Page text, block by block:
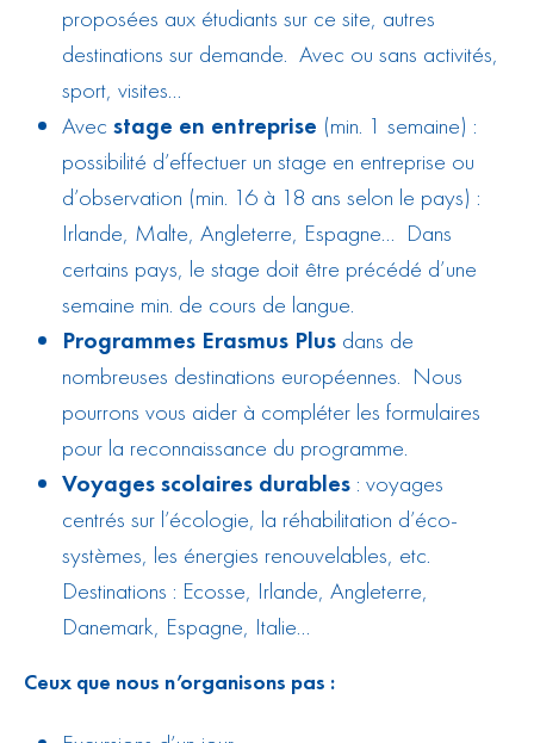
proposées aux étudiants sur ce site, autres
destinations sur demande. Avec ou sans activités,
sport, visites…
Avec stage en entreprise (min. 1 semaine) :
possibilité d’effectuer un stage en entreprise ou
d’observation (min. 16 à 18 ans selon le pays) :
Irlande, Malte, Angleterre, Espagne… Dans
certains pays, le stage doit être précédé d’une
semaine min. de cours de langue.
Programmes Erasmus Plus dans de
nombreuses destinations européennes. Nous
pourrons vous aider à compléter les formulaires
pour la reconnaissance du programme.
Voyages scolaires durables : voyages
centrés sur l’écologie, la réhabilitation d’éco-
systèmes, les énergies renouvelables, etc.
Destinations : Ecosse, Irlande, Angleterre,
Danemark, Espagne, Italie…
Ceux que nous n’organisons pas :